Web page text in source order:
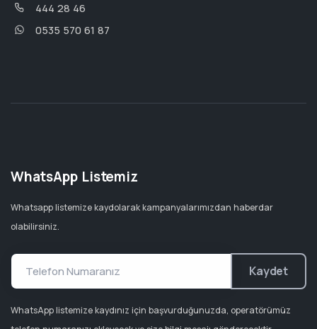
444 28 46
0535 570 61 87
WhatsApp Listemiz
Whatsapp listemize kaydolarak kampanyalarımızdan haberdar
olabilirsiniz.
Kaydet
WhatsApp listemize kaydınız için başvurduğunuzda, operatörümüz